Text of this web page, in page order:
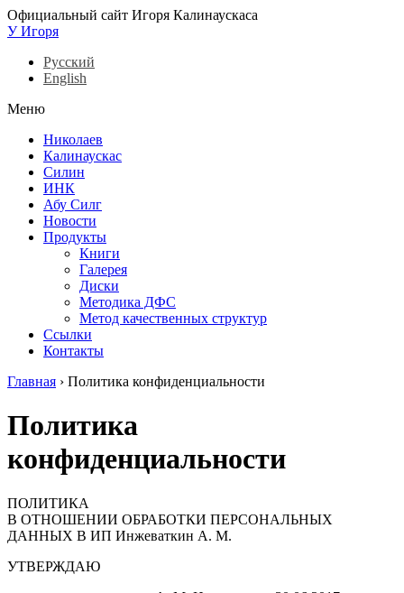
Официальный сайт Игоря Калинаускаса
У Игоря
Русский
English
Меню
Николаев
Калинаускас
Силин
ИНК
Абу Силг
Новости
Продукты
Книги
Галерея
Диски
Методика ДФС
Метод качественных структур
Ссылки
Контакты
Главная › Политика конфиденциальности
Политика
конфиденциальности
ПОЛИТИКА
В ОТНОШЕНИИ ОБРАБОТКИ ПЕРСОНАЛЬНЫХ
ДАННЫХ В ИП Инжеваткин А. М.
УТВЕРЖДАЮ